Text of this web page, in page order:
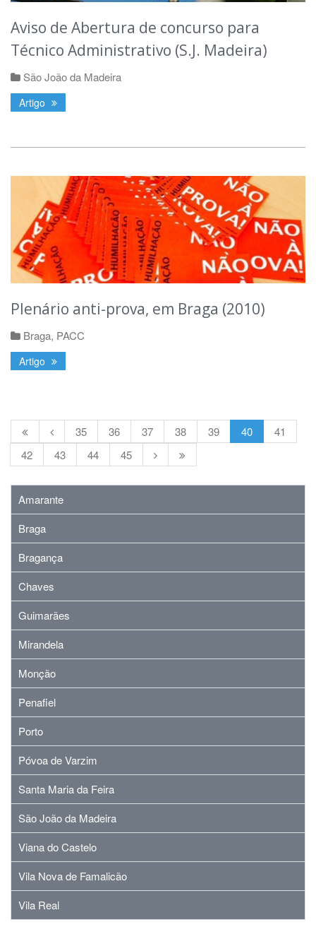
Aviso de Abertura de concurso para
Técnico Administrativo (S.J. Madeira)
São João da Madeira
Artigo
Plenário anti-prova, em Braga (2010)
Braga, PACC
Artigo
35 36 37 38 39 40
41
42
43 44 45
Amarante
Braga
Bragança
Chaves
Guimarães
Mirandela
Monção
Penafiel
Porto
Póvoa de Varzim
Santa Maria da Feira
São João da Madeira
Viana do Castelo
Vila Nova de Famalicão
Vila Real